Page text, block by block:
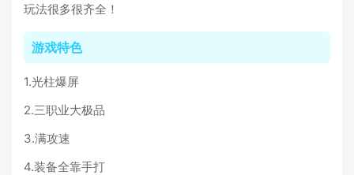
玩法很多很齐全！
游戏特色
1.光柱爆屏
2.三职业大极品
3.满攻速
4.装备全靠手打